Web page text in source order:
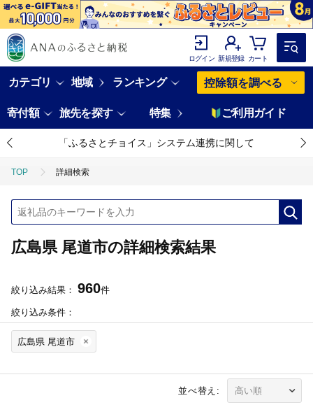
ログイン 新規登録 カート
カテゴリ 地域 ランキング 控除額を調べる
寄付額 旅先を探す 特集 ご利用ガイド
「ふるさとチョイス」システム連携に関して
TOP 詳細検索
広島県 尾道市の詳細検索結果
絞り込み結果： 960件
絞り込み条件：
広島県 尾道市
並べ替え: